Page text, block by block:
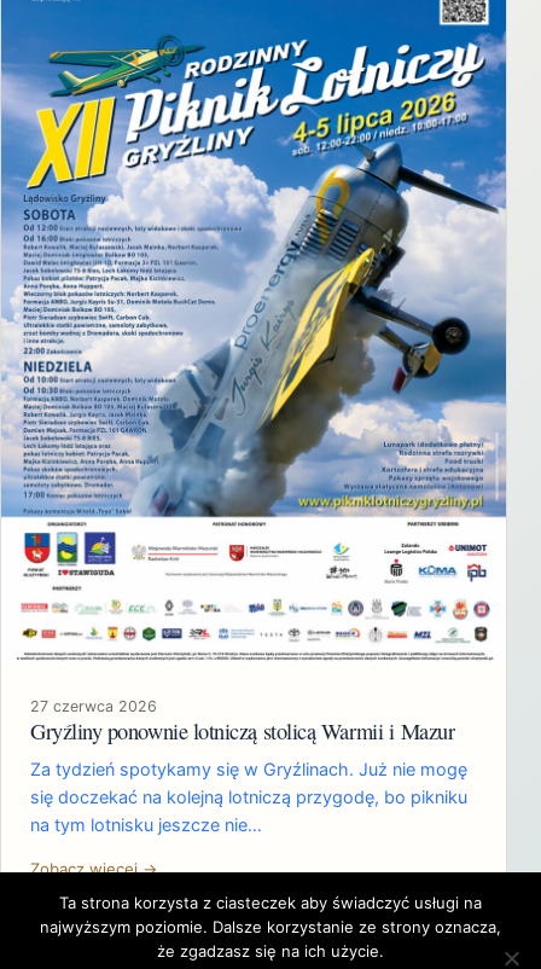
27 czerwca 2026
Gryźliny ponownie lotniczą stolicą Warmii i Mazur
Za tydzień spotykamy się w Gryźlinach. Już nie mogę
się doczekać na kolejną lotniczą przygodę, bo pikniku
na tym lotnisku jeszcze nie…
Zobacz więcej →
Ta strona korzysta z ciasteczek aby świadczyć usługi na
najwyższym poziomie. Dalsze korzystanie ze strony oznacza,
że zgadzasz się na ich użycie.